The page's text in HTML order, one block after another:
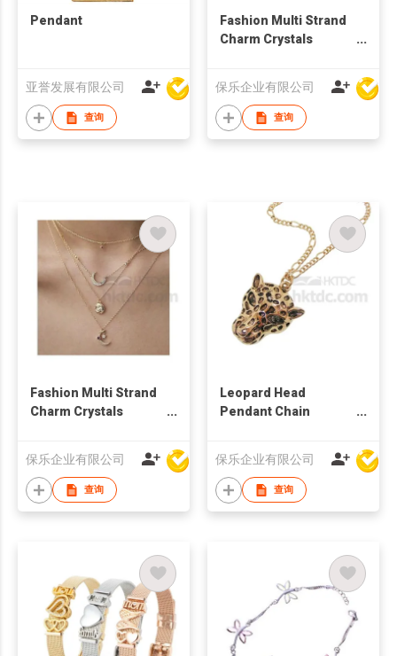
Pendant
亚誉发展有限公司
查询
Fashion Multi Strand
Charm Crystals
保乐企业有限公司
查询
Fashion Multi Strand
Charm Crystals
保乐企业有限公司
查询
Leopard Head
Pendant Chain
保乐企业有限公司
查询